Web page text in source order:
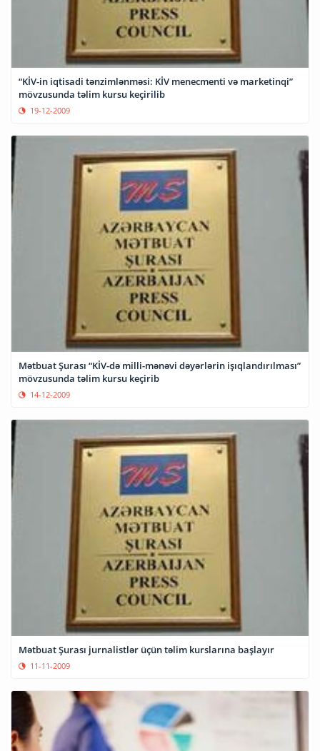
“KİV-in iqtisadi tənzimlənməsi: KİV menecmenti və marketinqi”
mövzusunda təlim kursu keçirilib
19-12-2009
Mətbuat Şurası “KİV-də milli-mənəvi dəyərlərin işıqlandırılması”
mövzusunda təlim kursu keçirib
14-12-2009
Mətbuat Şurası jurnalistlər üçün təlim kurslarına başlayır
11-11-2009